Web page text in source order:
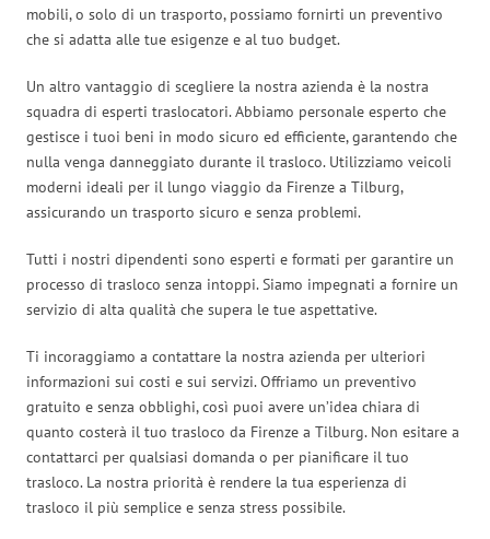
mobili, o solo di un trasporto, possiamo fornirti un preventivo
che si adatta alle tue esigenze e al tuo budget.
Un altro vantaggio di scegliere la nostra azienda è la nostra
squadra di esperti traslocatori. Abbiamo personale esperto che
gestisce i tuoi beni in modo sicuro ed efficiente, garantendo che
nulla venga danneggiato durante il trasloco. Utilizziamo veicoli
moderni ideali per il lungo viaggio da Firenze a Tilburg,
assicurando un trasporto sicuro e senza problemi.
Tutti i nostri dipendenti sono esperti e formati per garantire un
processo di trasloco senza intoppi. Siamo impegnati a fornire un
servizio di alta qualità che supera le tue aspettative.
Ti incoraggiamo a contattare la nostra azienda per ulteriori
informazioni sui costi e sui servizi. Offriamo un preventivo
gratuito e senza obblighi, così puoi avere un’idea chiara di
quanto costerà il tuo trasloco da Firenze a Tilburg. Non esitare a
contattarci per qualsiasi domanda o per pianificare il tuo
trasloco. La nostra priorità è rendere la tua esperienza di
trasloco il più semplice e senza stress possibile.